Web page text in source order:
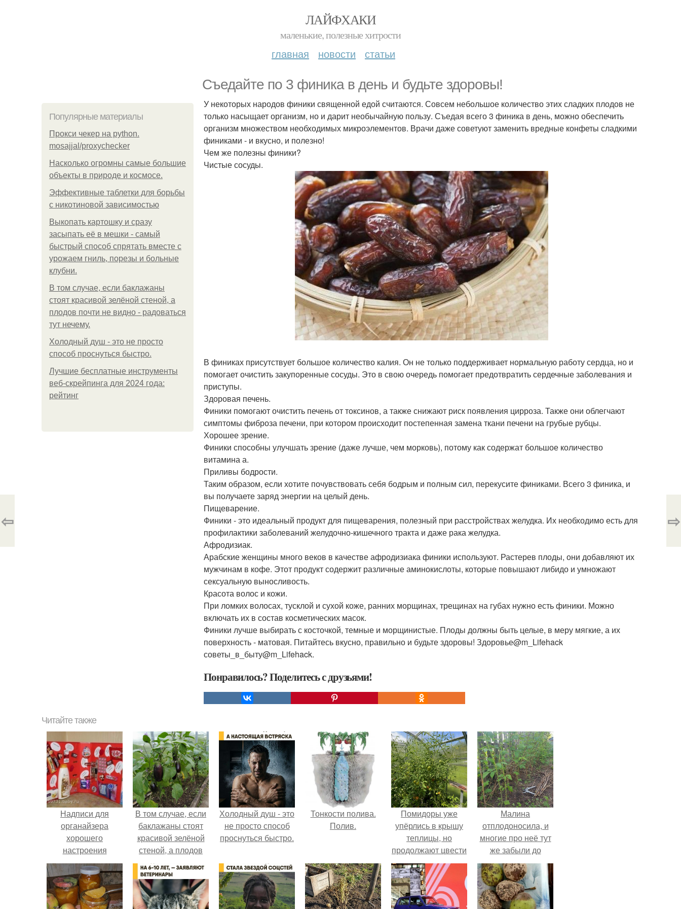
ЛАЙФХАКИ
маленькие, полезные хитрости
главная новости статьи
Съедайте по 3 финика в день и будьте здоровы!
Популярные материалы
Прокси чекер на python.
mosajjal/proxychecker
Насколько огромны самые большие
объекты в природе и космосе.
Эффективные таблетки для борьбы
с никотиновой зависимостью
Выкопать картошку и сразу
засыпать её в мешки - самый
быстрый способ спрятать вместе с
урожаем гниль, порезы и больные
клубни.
В том случае, если баклажаны
стоят красивой зелёной стеной, а
плодов почти не видно - радоваться
тут нечему.
Холодный душ - это не просто
способ проснуться быстро.
Лучшие бесплатные инструменты
веб-скрейпинга для 2024 года:
рейтинг
У некоторых народов финики священной едой считаются. Совсем небольшое количество этих сладких плодов не
только насыщает организм, но и дарит необычайную пользу. Съедая всего 3 финика в день, можно обеспечить
организм множеством необходимых микроэлементов. Врачи даже советуют заменить вредные конфеты сладкими
финиками - и вкусно, и полезно!
Чем же полезны финики?
Чистые сосуды.
В финиках присутствует большое количество калия. Он не только поддерживает нормальную работу сердца, но и
помогает очистить закупоренные сосуды. Это в свою очередь помогает предотвратить сердечные заболевания и
приступы.
Здоровая печень.
Финики помогают очистить печень от токсинов, а также снижают риск появления цирроза. Также они облегчают
симптомы фиброза печени, при котором происходит постепенная замена ткани печени на грубые рубцы.
Хорошее зрение.
Финики способны улучшать зрение (даже лучше, чем морковь), потому как содержат большое количество
витамина а.
Приливы бодрости.
Таким образом, если хотите почувствовать себя бодрым и полным сил, перекусите финиками. Всего 3 финика, и
вы получаете заряд энергии на целый день.
Пищеварение.
Финики - это идеальный продукт для пищеварения, полезный при расстройствах желудка. Их необходимо есть для
профилактики заболеваний желудочно-кишечного тракта и даже рака желудка.
Афродизиак.
Арабские женщины много веков в качестве афродизиака финики используют. Растерев плоды, они добавляют их
мужчинам в кофе. Этот продукт содержит различные аминокислоты, которые повышают либидо и умножают
сексуальную выносливость.
Красота волос и кожи.
При ломких волосах, тусклой и сухой коже, ранних морщинах, трещинах на губах нужно есть финики. Можно
включать их в состав косметических масок.
Финики лучше выбирать с косточкой, темные и морщинистые. Плоды должны быть целые, в меру мягкие, а их
поверхность - матовая. Питайтесь вкусно, правильно и будьте здоровы! Здоровье@m_Lifehack
советы_в_быту@m_Lifehack.
Понравилось? Поделитесь с друзьями!
⇦ ⇨
Читайте также
Надписи для
органайзера
хорошего
настроения
распечатать. Идеи
"Органайзеров
Хорошего
Настроения" с
В том случае, если
баклажаны стоят
красивой зелёной
стеной, а плодов
почти не видно -
радоваться тут
нечему.
Холодный душ - это
не просто способ
проснуться быстро.
Тонкости полива.
Полив.
Помидоры уже
упёрлись в крышу
теплицы, но
продолжают цвести
как сумасшедшие?
Малина
отплодоносила, и
многие про неё тут
же забыли до
следующего лета.